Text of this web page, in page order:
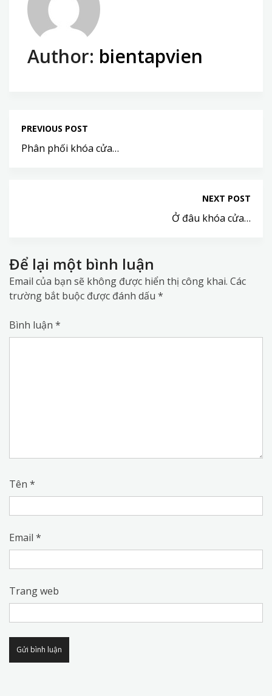
Author: bientapvien
PREVIOUS POST
Phân phối khóa cửa…
NEXT POST
Ở đâu khóa cửa…
Để lại một bình luận
Email của bạn sẽ không được hiển thị công khai. Các
trường bắt buộc được đánh dấu *
Bình luận *
Tên *
Email *
Trang web